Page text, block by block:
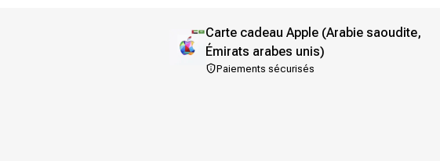
Carte cadeau Apple (Arabie saoudite,
Émirats arabes unis)
Paiements sécurisés